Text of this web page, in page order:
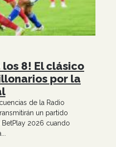
los 8! El clásico
por la
de la Radio
un partido
2026 cuando